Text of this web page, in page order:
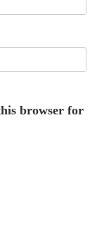
browser for